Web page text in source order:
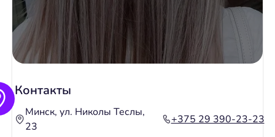
Контакты
Минск, ул. Николы Теслы,
23
+375 29 390-23-23